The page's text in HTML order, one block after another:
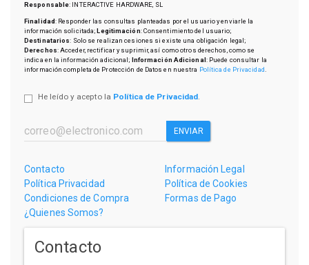
Responsable: INTERACTIVE HARDWARE, SL
Finalidad: Responder las consultas planteadas por el usuario y enviarle la
información solicitada;Legitimación: Consentimiento del usuario;
Destinatarios: Solo se realizan cesiones si existe una obligación legal;
Derechos: Acceder, rectificar y suprimir, así como otros derechos, como se
indica en la información adicional; Información Adicional: Puede consultar la
información completa de Protección de Datos en nuestra Política de Privacidad
He leído y acepto la Política de Privacidad.
ENVIAR
Contacto
Información Legal
Política Privacidad
Política de Cookies
Condiciones de Compra
Formas de Pago
¿Quienes Somos?
Contacto